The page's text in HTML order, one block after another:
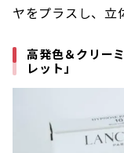
ヤをプラスし、立
高発色＆クリー
レット」